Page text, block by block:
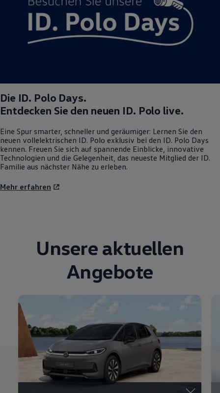
Die ID. Polo Days.
Entdecken Sie den neuen ID. Polo live.
Eine Spur smarter, schneller und geräumiger: Lernen Sie den
neuen vollelektrischen ID. Polo exklusiv bei den ID. Polo Days
kennen. Freuen Sie sich auf spannende Einblicke, innovative
Technologien und die Gelegenheit, das neueste Mitglied der ID.
Familie aus nächster Nähe zu erleben.
Mehr erfahren
Unsere aktuellen
Angebote